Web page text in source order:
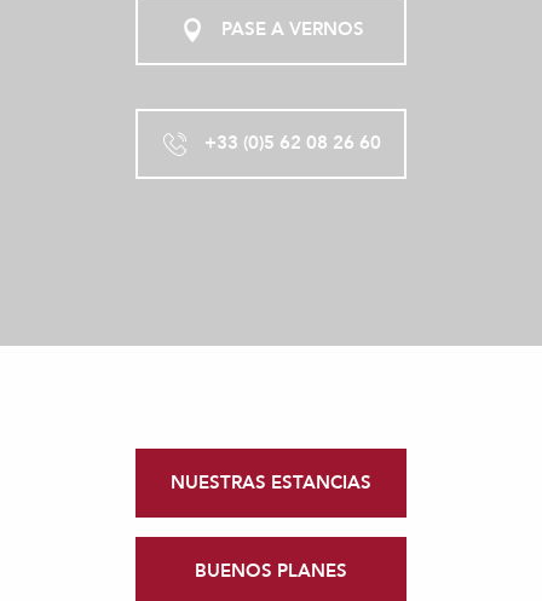
PASE A VERNOS
+33 (0)5 62 08 26 60
NUESTRAS ESTANCIAS
BUENOS PLANES